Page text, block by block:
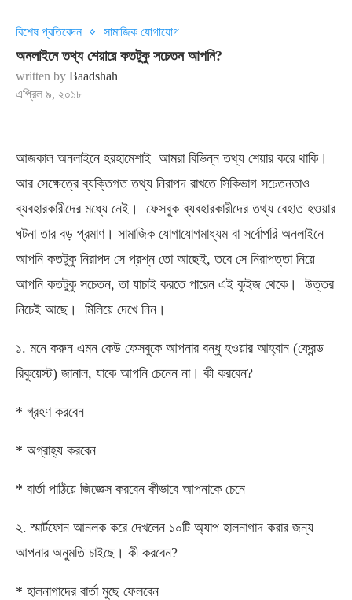
বিশেষ প্রতিবেদন সামাজিক যোগাযোগ
অনলাইনে তথ্য শেয়ারে কতটুকু সচেতন আপনি?
written by Baadshah
এপ্রিল ৯, ২০১৮
আজকাল অনলাইনে হরহামেশাই আমরা বিভিন্ন তথ্য শেয়ার করে থাকি।
আর সেক্ষেত্রে ব্যক্তিগত তথ্য নিরাপদ রাখতে সিকিভাগ সচেতনতাও
ব্যবহারকারীদের মধ্যে নেই। ফেসবুক ব্যবহারকারীদের তথ্য বেহাত হওয়ার
ঘটনা তার বড় প্রমাণ। সামাজিক যোগাযোগমাধ্যম বা সর্বোপরি অনলাইনে
আপনি কতটুকু নিরাপদ সে প্রশ্ন তো আছেই, তবে সে নিরাপত্তা নিয়ে
আপনি কতটুকু সচেতন, তা যাচাই করতে পারেন এই কুইজ থেকে। উত্তর
নিচেই আছে। মিলিয়ে দেখে নিন।
১. মনে করুন এমন কেউ ফেসবুকে আপনার বন্ধু হওয়ার আহ্বান (ফ্রেন্ড
রিকুয়েস্ট) জানাল, যাকে আপনি চেনেন না। কী করবেন?
* গ্রহণ করবেন
* অগ্রাহ্য করবেন
* বার্তা পাঠিয়ে জিজ্ঞেস করবেন কীভাবে আপনাকে চেনে
২. স্মার্টফোন আনলক করে দেখলেন ১০টি অ্যাপ হালনাগাদ করার জন্য
আপনার অনুমতি চাইছে। কী করবেন?
* হালনাগাদের বার্তা মুছে ফেলবেন